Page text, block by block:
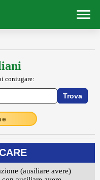
coniugare:
(ausiliare avere)